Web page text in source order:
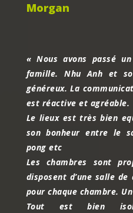
Morgan
« Nous avons passé
famille. Nhu Anh et
généreux. La
est réactive et agréable.
Le lieux est très bien
son bonheur entre le
pong etc
Les chambres sont
disposent d’une salle
pour chaque chambre.
Tout est bien